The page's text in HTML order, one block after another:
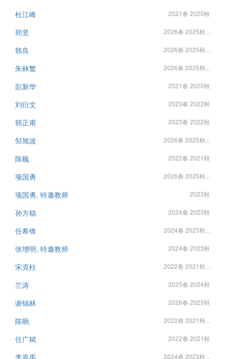
杜江峰 2021春 2020秋
郑坚 2026春 2025秋...
韩良 2026春 2025秋...
朱林繁 2026春 2025秋...
彭新华 2021春 2020秋
刘衍文 2023春 2022秋
韩正甫 2023春 2022秋
邹旭波 2026春 2025秋...
陈巍 2022春 2021秋
项国勇 2026春 2025秋...
项国勇, 特邀教师 2023秋
孙方稳 2024春 2023秋
任希锋 2024春 2023秋...
张增明, 特邀教师 2024春 2023秋
宋克柱 2022春 2021秋...
兰涛 2025春 2024秋
谢锦林 2026春 2025秋
陈旸 2022春 2021秋...
任广斌 2022春 2021秋
李嘉禹 2024春 2023秋...